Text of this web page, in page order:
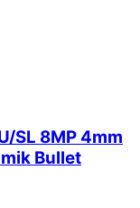
SL 8MP 4mm
Bullet